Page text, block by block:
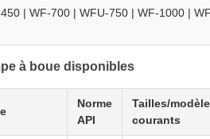
| WF-700 | WFU-750 | WF-1000 |
à boue disponibles
Norme
API
Tailles/
courants